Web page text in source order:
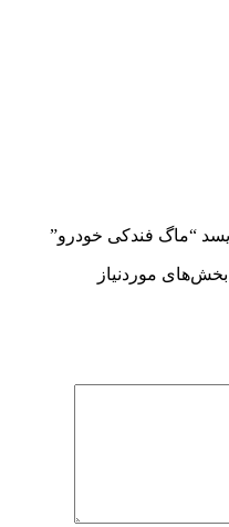
“ماگ فندکی خودرو”
بخش‌های موردنیاز